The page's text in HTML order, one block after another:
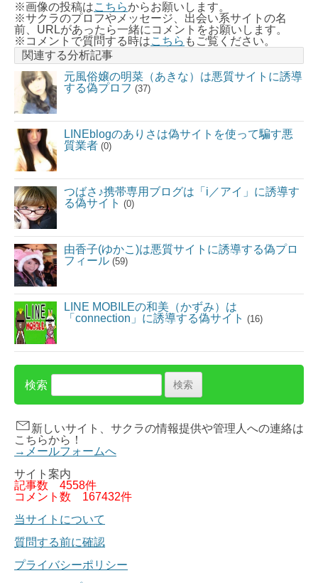
※画像の投稿はこちらからお願いします。
※サクラのプロフやメッセージ、出会い系サイトの名
前、URLがあったら一緒にコメントをお願いします。
※コメントで質問する時はこちら もご覧ください。
関連する分析記事
元風俗嬢の明菜（あきな）は悪質サイトに誘導
する偽プロフ (37)
LINEblogのありさは偽サイトを使って騙す悪
質業者 (0)
つばさ♪携帯専用ブログは「i／アイ」に誘導す
る偽サイト (0)
由香子(ゆかこ)は悪質サイトに誘導する偽プロ
フィール (59)
LINE MOBILEの和美（かずみ）は
「connection」に誘導する偽サイト (16)
検索
新しいサイト、サクラの情報提供や管理人への連絡は
こちらから！
→メールフォームへ
サイト案内
記事数 4558件
コメント数 167432件
当サイトについて
質問する前に確認
プライバシーポリシー